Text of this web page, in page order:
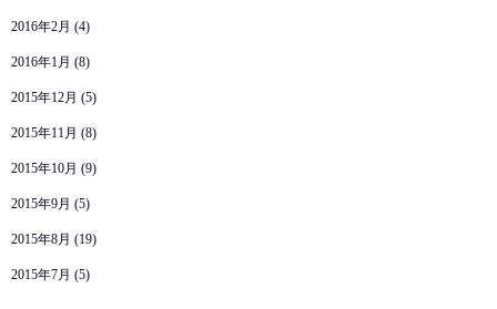
2016年2月 (4)
2016年1月 (8)
2015年12月 (5)
2015年11月 (8)
2015年10月 (9)
2015年9月 (5)
2015年8月 (19)
2015年7月 (5)